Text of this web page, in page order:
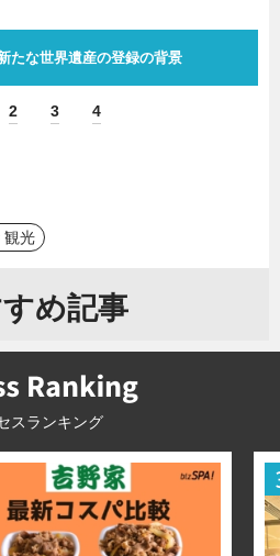
たな世界遺産の登録の背景
2 3 4
観光
め記事
スランキング